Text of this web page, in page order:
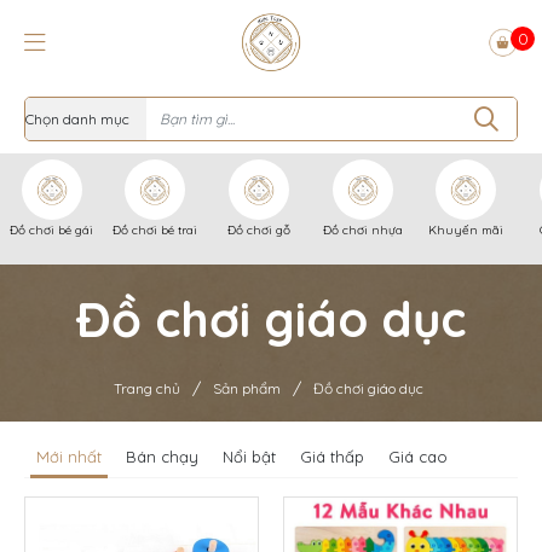
0
Đồ chơi bé gái Đồ chơi bé trai Đồ chơi gỗ Đồ chơi nhựa Khuyến mãi
Đồ chơi giáo dục
Trang chủ / Sản phẩm / Đồ chơi giáo dục
Mới nhất Bán chạy Nổi bật Giá thấp Giá cao